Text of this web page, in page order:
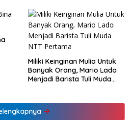
Miliki Keinginan Mulia Untuk
Banyak Orang, Mario Lado
Menjadi Barista Tuli Muda